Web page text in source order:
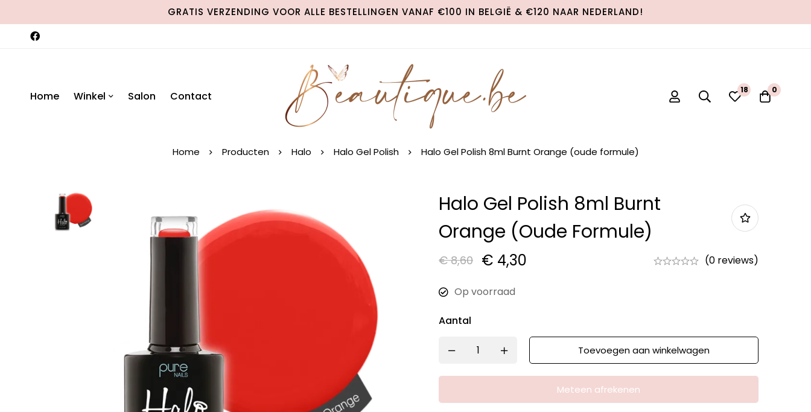
GRATIS VERZENDING VOOR ALLE BESTELLINGEN VANAF €100 IN BELGIË & €120 NAAR NEDERLAND!
Home Winkel Salon Contact 18 0
Home Producten Halo Halo Gel Polish Halo Gel Polish 8ml Burnt Orange (oude formule)
Halo Gel Polish 8ml Burnt
Orange (oude Formule)
€8,60 € 4,30 (0 reviews)
Op voorraad
Aantal
Toevoegen aan winkelwagen
Meteen afrekenen